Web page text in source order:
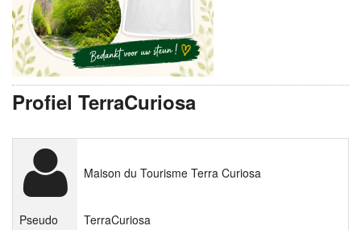
Profiel TerraCuriosa
Maison du Tourisme Terra Curiosa
Pseudo
TerraCuriosa